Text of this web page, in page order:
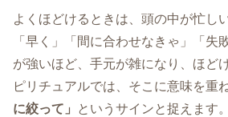
よくほどけるときは、頭の中が忙し
「早く」「間に合わせなきゃ」「失
が強いほど、手元が雑になり、ほど
ピリチュアルでは、そこに意味を重
に絞って」
というサインと捉えます